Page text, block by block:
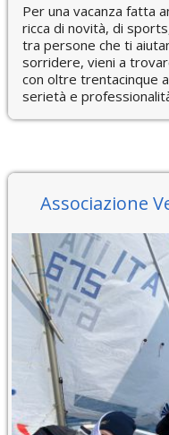
Per una vacanza fatta
ricca di novità, di
tra persone che ti
sorridere, vieni a
con oltre trentacinque
serietà e
Associazione